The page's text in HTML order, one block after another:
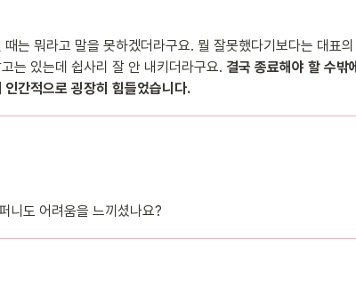
는 뭐라고 말을 못하겠더라구요. 뭘 잘못했다기보다는 대표
는 있는데 쉽사리 잘 안 내키더라구요. 결국 종료해야 할 수밖
간적으로 굉장히 힘들었습니다.
니도 어려움을 느끼셨나요?